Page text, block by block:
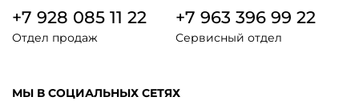
+7 928 085 11 22
Отдел продаж
+7 963 396 99 22
Сервисный отдел
МЫ В СОЦИАЛЬНЫХ СЕТЯХ